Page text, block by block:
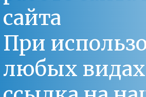
сайта
При
любых